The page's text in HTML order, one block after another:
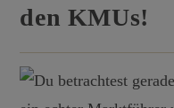
den KMUs!